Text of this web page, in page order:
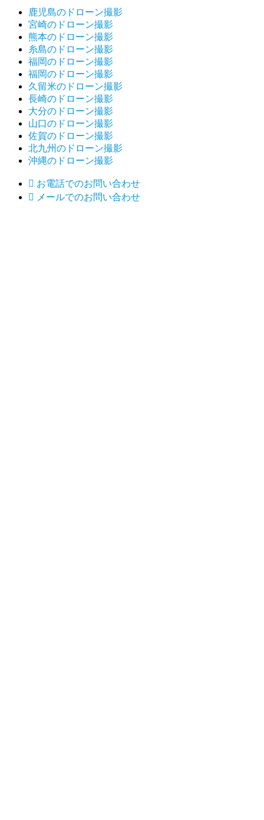
鹿児島のドローン撮影
宮崎のドローン撮影
熊本のドローン撮影
糸島のドローン撮影
福岡のドローン撮影
福岡のドローン撮影
久留米のドローン撮影
長崎のドローン撮影
大分のドローン撮影
山口のドローン撮影
佐賀のドローン撮影
北九州のドローン撮影
沖縄のドローン撮影
 お電話でのお問い合わせ
 メールでのお問い合わせ